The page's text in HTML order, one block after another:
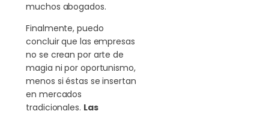
muchos abogados.
Finalmente, puedo
concluir que las empresas
no se crean por arte de
magia ni por oportunismo,
menos si éstas se insertan
en mercados
tradicionales. Las